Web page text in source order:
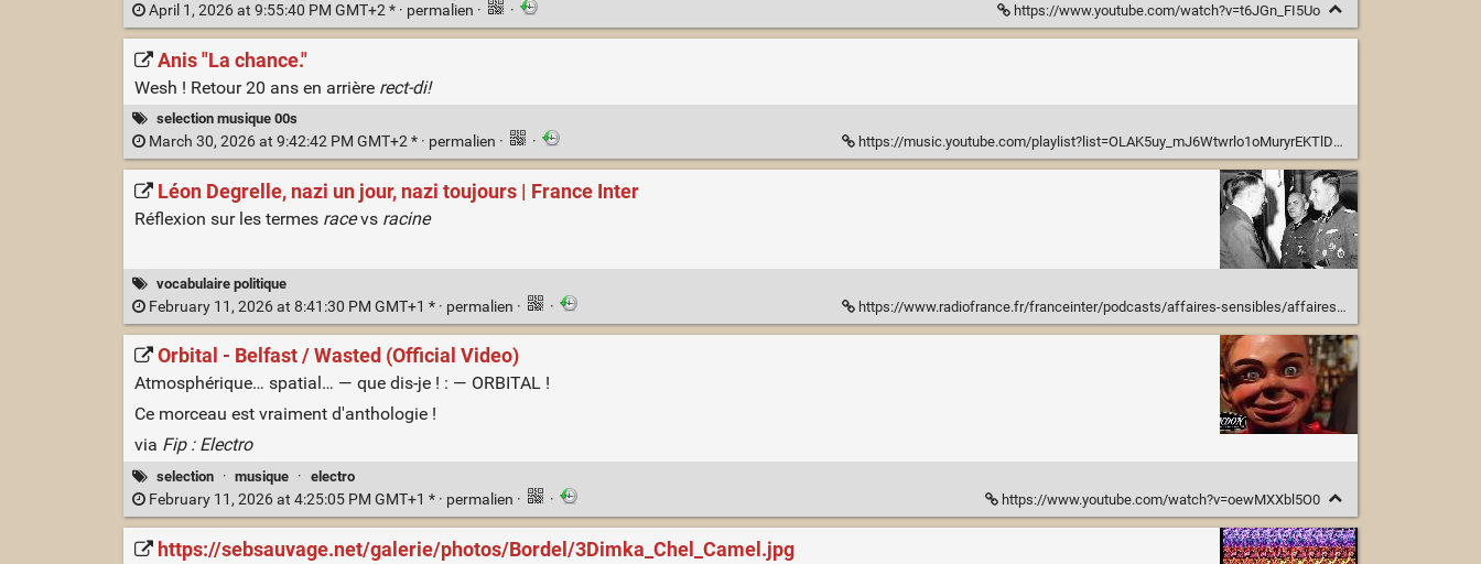
April 1, 2026 at 9:55:40 PM GMT+2 * · permalien · · https://www.youtube.com/watch?v=t6JGn_FI5Uo
Anis "La chance."
Wesh ! Retour 20 ans en arrière rect-di!
selection musique 00s
March 30, 2026 at 9:42:42 PM GMT+2 * · permalien · · https://music.youtube.com/playlist?list=OLAK5uy_mJ6Wtwrlo1oMuryrEKTlDsHdwE9AR5UIQ
Léon Degrelle, nazi un jour, nazi toujours | France Inter
Réflexion sur les termes racevs racine
vocabulaire politique
February 11, 2026 at 8:41:30 PM GMT+1 * · permalien · · https://www.radiofrance.fr/franceinter/podcasts/affaires-sensibles/affaires-sensibles-du-mercredi-07-janvier-2026-4066985
Orbital - Belfast / Wasted (Official Video)
Atmosphérique… spatial… — que dis-je ! : — ORBITAL !
Ce morceau est vraiment d'anthologie !
via Fip : Electro
selection · musique · electro
February 11, 2026 at 4:25:05 PM GMT+1 * · permalien · · https://www.youtube.com/watch?v=oewMXXbl5O0
https://sebsauvage.net/galerie/photos/Bordel/3Dimka_Chel_Camel.jpg